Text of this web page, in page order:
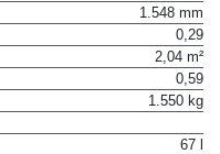
1.548 mm
0,29
2,04 m²
0,59
1.550 kg
67 l